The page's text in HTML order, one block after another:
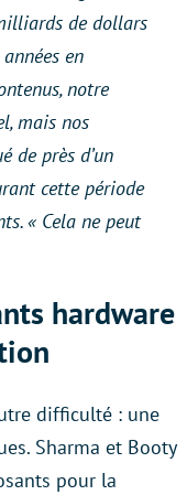
de dollars
en
notre
mais nos
de près d’un
cette période
« Cela ne peut
hardware
difficulté : une
Sharma et Booty
pour la